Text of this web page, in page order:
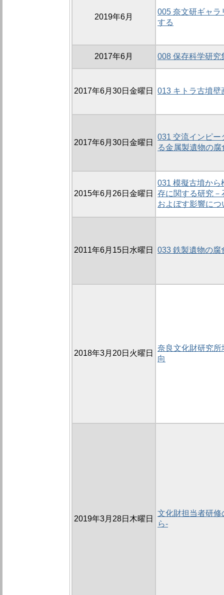
2019年6月
005 奈文研ギャラ
する
2017年6月 008 保存科学研究
2017年6月30日金曜日 013 キトラ古墳壁
2017年6月30日金曜日
031 交流インピー
る金属製遺物の
2015年6月26日金曜日
031 模擬古墳から
存に関する研究
およぼす影響につ
2011年6月15日水曜日 033 鉄製遺物の腐
2018年3月20日火曜日
奈良文化財研究
向
2019年3月28日木曜日
文化財担当者研
ら-